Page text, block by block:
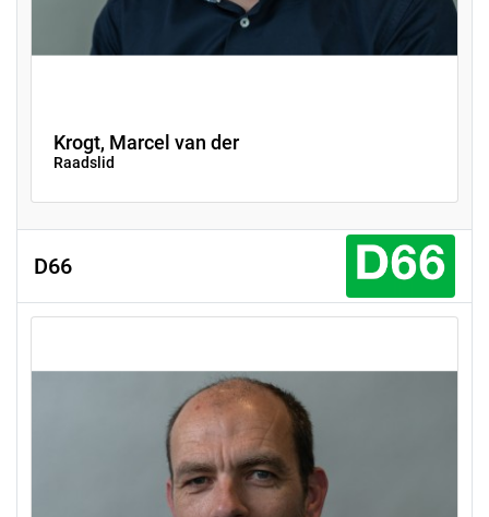
Krogt, Marcel van der
Raadslid
D66